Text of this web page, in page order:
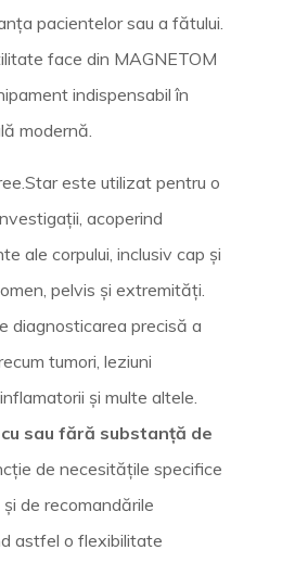
pacientelor sau a fătului.
face din MAGNETOM
indispensabil în
modernă.
este utilizat pentru o
acoperind
ale corpului, inclusiv cap și
pelvis și extremități.
diagnosticarea precisă a
tumori, leziuni
și multe altele.
cu sau fără substanță de
de necesitățile specifice
de recomandările
astfel o flexibilitate